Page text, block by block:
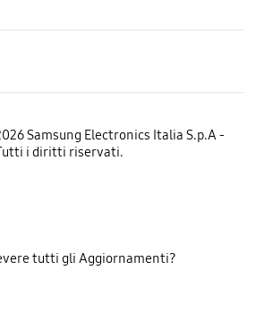
Samsung Electronics Italia S.p.A -
Tutti i diritti riservati.
tutti gli Aggiornamenti?